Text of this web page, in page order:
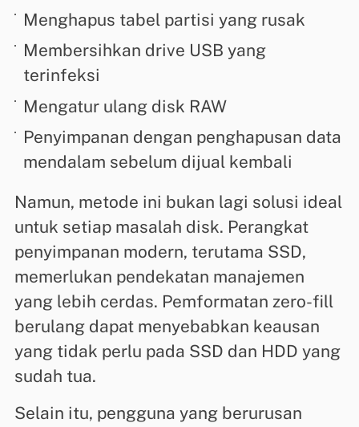
Menghapus tabel partisi yang rusak
Membersihkan drive USB yang
terinfeksi
Mengatur ulang disk RAW
Penyimpanan dengan penghapusan data
mendalam sebelum dijual kembali
Namun, metode ini bukan lagi solusi ideal
untuk setiap masalah disk. Perangkat
penyimpanan modern, terutama SSD,
memerlukan pendekatan manajemen
yang lebih cerdas. Pemformatan zero-fill
berulang dapat menyebabkan keausan
yang tidak perlu pada SSD dan HDD yang
sudah tua.
Selain itu, pengguna yang berurusan